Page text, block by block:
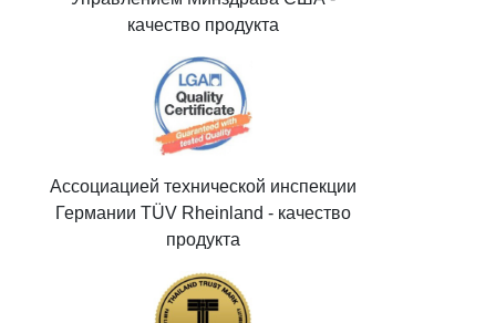
качество продукта
Ассоциацией технической инспекции
Германии TÜV Rheinland - качество
продукта